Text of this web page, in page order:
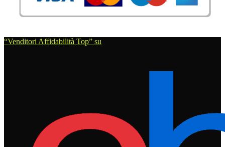
“Venditori Affidabilità Top” su